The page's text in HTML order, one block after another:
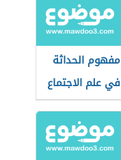
مفهوم الحداثة
في علم الاجتماع